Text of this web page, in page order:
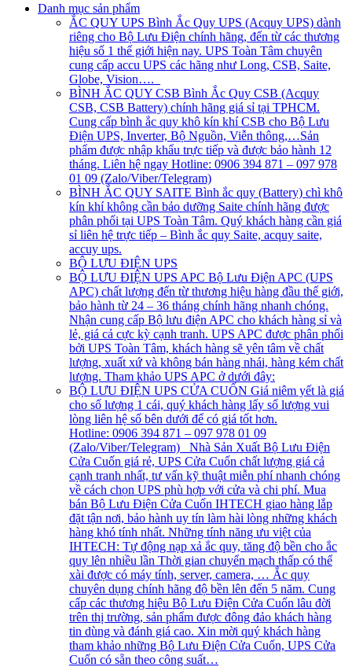
Danh mục sản phẩm
ẮC QUY UPS Bình Ắc Quy UPS (Acquy UPS) dành
riêng cho Bộ Lưu Điện chính hãng, đến từ các thương
hiệu số 1 thế giới hiện nay. UPS Toàn Tâm chuyên
cung cấp accu UPS các hãng như Long, CSB, Saite,
Globe, Vision….
BÌNH ẮC QUY CSB Bình Ắc Quy CSB (Acquy
CSB, CSB Battery) chính hãng giá sỉ tại TPHCM.
Cung cấp bình ắc quy khô kín khí CSB cho Bộ Lưu
Điện UPS, Inverter, Bộ Nguồn, Viễn thông,…Sản
phẩm được nhập khẩu trực tiếp và được bảo hành 12
tháng. Liên hệ ngay Hotline: 0906 394 871 – 097 978
01 09 (Zalo/Viber/Telegram)
BÌNH ẮC QUY SAITE Bình ắc quy (Battery) chì khô
kín khí không cần bảo dưỡng Saite chính hãng được
phân phối tại UPS Toàn Tâm. Quý khách hàng cần giá
sỉ liên hệ trực tiếp – Bình ắc quy Saite, acquy saite,
accuy ups.
BỘ LƯU ĐIỆN UPS
BỘ LƯU ĐIỆN UPS APC Bộ Lưu Điện APC (UPS
APC) chất lượng đến từ thương hiệu hàng đầu thế giới,
bảo hành từ 24 – 36 tháng chính hãng nhanh chóng.
Nhận cung cấp Bộ lưu điện APC cho khách hàng sỉ và
lẻ, giá cả cực kỳ cạnh tranh. UPS APC được phân phối
bởi UPS Toàn Tâm, khách hàng sẽ yên tâm về chất
lượng, xuất xứ và không bán hàng nhái, hàng kém chất
lượng. Tham khảo UPS APC ở dưới đây:
BỘ LƯU ĐIỆN UPS CỬA CUỐN Giá niêm yết là giá
cho số lượng 1 cái, quý khách hàng lấy số lượng vui
lòng liên hệ số bên dưới để có giá tốt hơn.
Hotline: 0906 394 871 – 097 978 01 09
(Zalo/Viber/Telegram) Nhà Sản Xuất Bộ Lưu Điện
Cửa Cuốn giá rẻ, UPS Cửa Cuốn chất lượng giá cả
cạnh tranh nhất, tư vấn kỹ thuật miễn phí nhanh chóng
về cách chọn UPS phù hợp với cửa và chi phí. Mua
bán Bộ Lưu Điện Cửa Cuốn IHTECH giao hàng lắp
đặt tận nơi, bảo hành uy tín làm hài lòng những khách
hàng khó tính nhất. Những tính năng ưu việt của
IHTECH: Tự động nạp xả ắc quy, tăng độ bền cho ắc
quy lên nhiều lần Thời gian chuyển mạch thấp có thể
xài được có máy tính, server, camera, … Ắc quy
chuyên dụng chính hãng độ bền lên đến 5 năm. Cung
cấp các thương hiệu Bộ Lưu Điện Cửa Cuốn lâu đời
trên thị trường, sản phẩm được đông đảo khách hàng
tin dùng và đánh giá cao. Xin mời quý khách hàng
tham khảo những Bộ Lưu Điện Cửa Cuốn, UPS Cửa
Cuốn có sẵn theo công suất…